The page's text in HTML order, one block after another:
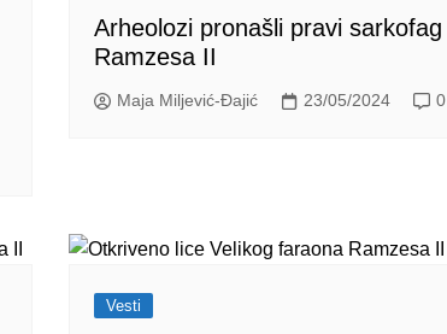
Arheolozi pronašli pravi sarkofag
Ramzesa II
Maja Miljević-Đajić 23/05/2024 0
Vesti